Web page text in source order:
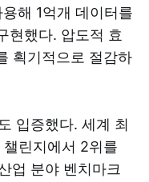
해 1억개 데이터를
현했다. 압도적 효
획기적으로 절감하
입증했다. 세계 최
린지에서 2위를
업 분야 벤치마크